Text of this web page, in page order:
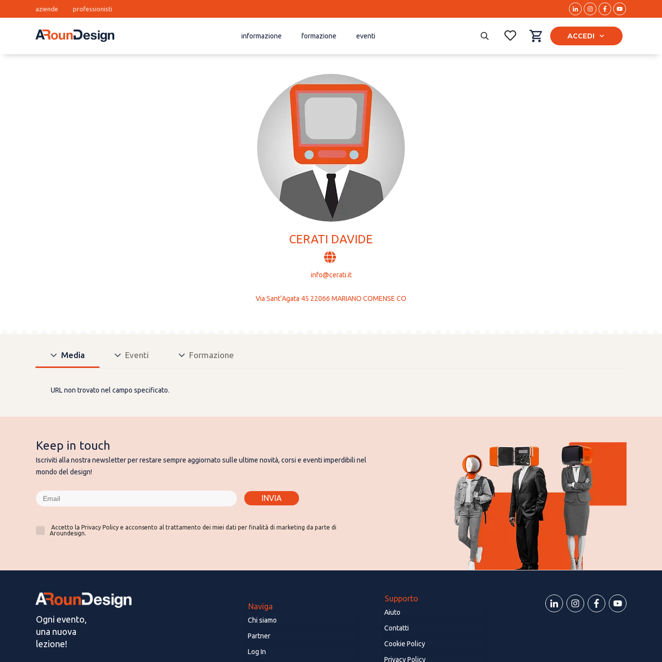
aziende professionisti
informazione formazione eventi ACCEDI
CERATI DAVIDE
info@cerati.it
Via Sant’Agata 45 22066 MARIANO COMENSE CO
Media Eventi Formazione
URL non trovato nel campo specificato.
Keep in touch
Iscriviti alla nostra newsletter per restare sempre aggiornato sulle ultime novità, corsi e eventi imperdibili nel
mondo del design!
INVIA
Accetto la Privacy Policy e acconsento al trattamento dei miei dati per finalità di marketing da parte di
Aroundesign.
Ogni evento,
una nuova
lezione!
Naviga
Chi siamo
Partner
Log In
Supporto
Aiuto
Contatti
Cookie Policy
Privacy Policy